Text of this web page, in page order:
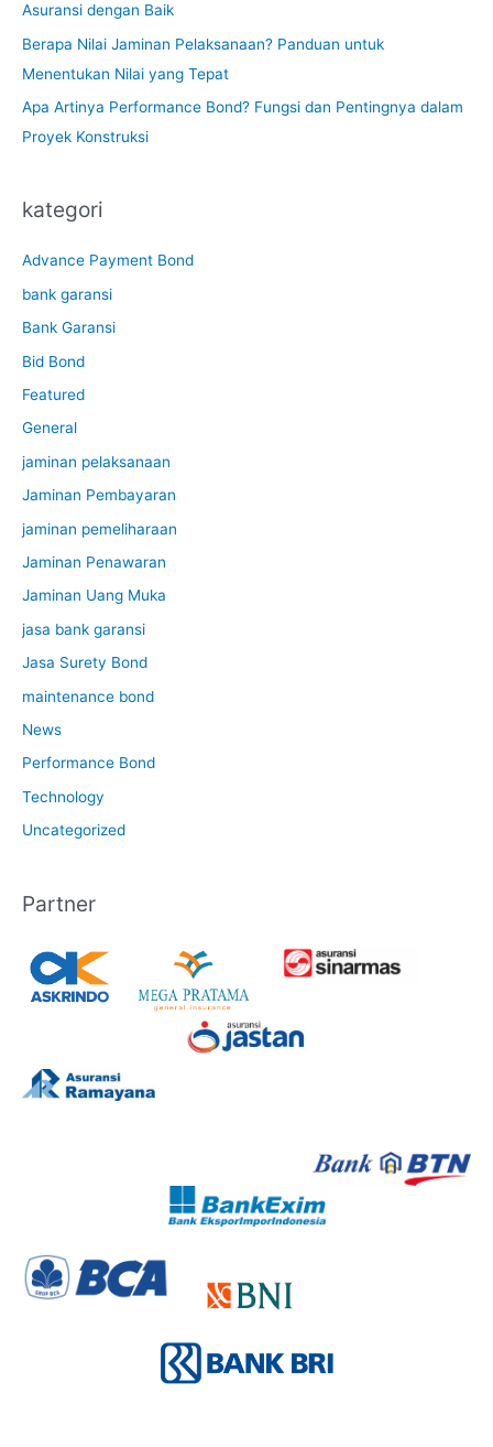
Asuransi dengan Baik
Berapa Nilai Jaminan Pelaksanaan? Panduan untuk
Menentukan Nilai yang Tepat
Apa Artinya Performance Bond? Fungsi dan Pentingnya dalam
Proyek Konstruksi
kategori
Advance Payment Bond
bank garansi
Bank Garansi
Bid Bond
Featured
General
jaminan pelaksanaan
Jaminan Pembayaran
jaminan pemeliharaan
Jaminan Penawaran
Jaminan Uang Muka
jasa bank garansi
Jasa Surety Bond
maintenance bond
News
Performance Bond
Technology
Uncategorized
Partner